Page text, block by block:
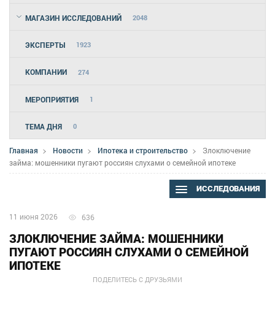
МАГАЗИН ИССЛЕДОВАНИЙ 2048
ЭКСПЕРТЫ 1923
КОМПАНИИ 274
МЕРОПРИЯТИЯ 1
ТЕМА ДНЯ 0
Главная Новости Ипотека и строительство
Злоключение
займа: мошенники пугают россиян слухами о семейной ипотеке
ИССЛЕДОВАНИЯ
11 июня 2026 636
ПОДЕЛИТЕСЬ С ДРУЗЬЯМИ
ЗЛОКЛЮЧЕНИЕ ЗАЙМА: МОШЕННИКИ
ПУГАЮТ РОССИЯН СЛУХАМИ О СЕМЕЙНОЙ
ИПОТЕКЕ